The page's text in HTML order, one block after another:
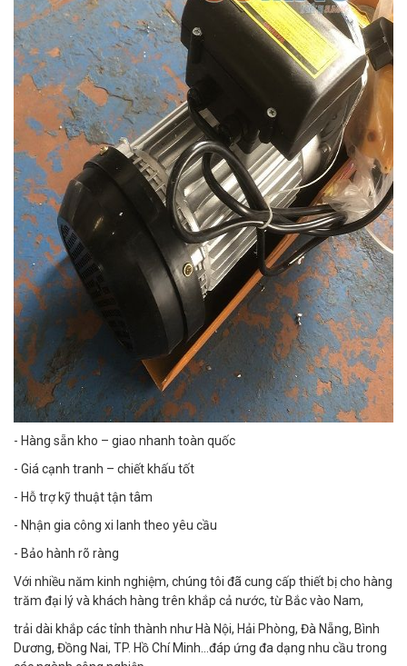
- Hàng sẵn kho – giao nhanh toàn quốc
- Giá cạnh tranh – chiết khấu tốt
- Hỗ trợ kỹ thuật tận tâm
- Nhận gia công xi lanh theo yêu cầu
- Bảo hành rõ ràng
Với nhiều năm kinh nghiệm, chúng tôi đã cung cấp thiết bị cho hàng
trăm đại lý và khách hàng trên khắp cả nước, từ Bắc vào Nam,
trải dài khắp các tỉnh thành như Hà Nội, Hải Phòng, Đà Nẵng, Bình
Dương, Đồng Nai, TP. Hồ Chí Minh…đáp ứng đa dạng nhu cầu trong